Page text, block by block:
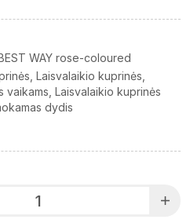
WAY rose-coloured
Laisvalaikio kuprinės
vaikams Laisvalaikio kuprinės
dydis